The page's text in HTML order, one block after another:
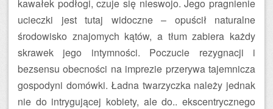
kawałek podłogi, czuje się nieswojo. Jego pragnienie
ucieczki jest tutaj widoczne – opuścił naturalne
środowisko znajomych kątów, a tłum zabiera każdy
skrawek jego intymności. Poczucie rezygnacji i
bezsensu obecności na imprezie przerywa tajemnicza
gospodyni domówki. Ładna twarzyczka należy jednak
nie do intrygującej kobiety, ale do.. ekscentrycznego